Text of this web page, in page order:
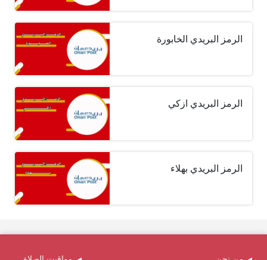
الرمز البريدي الخابورة
الرمز البريدي ازكي
الرمز البريدي بهلاء